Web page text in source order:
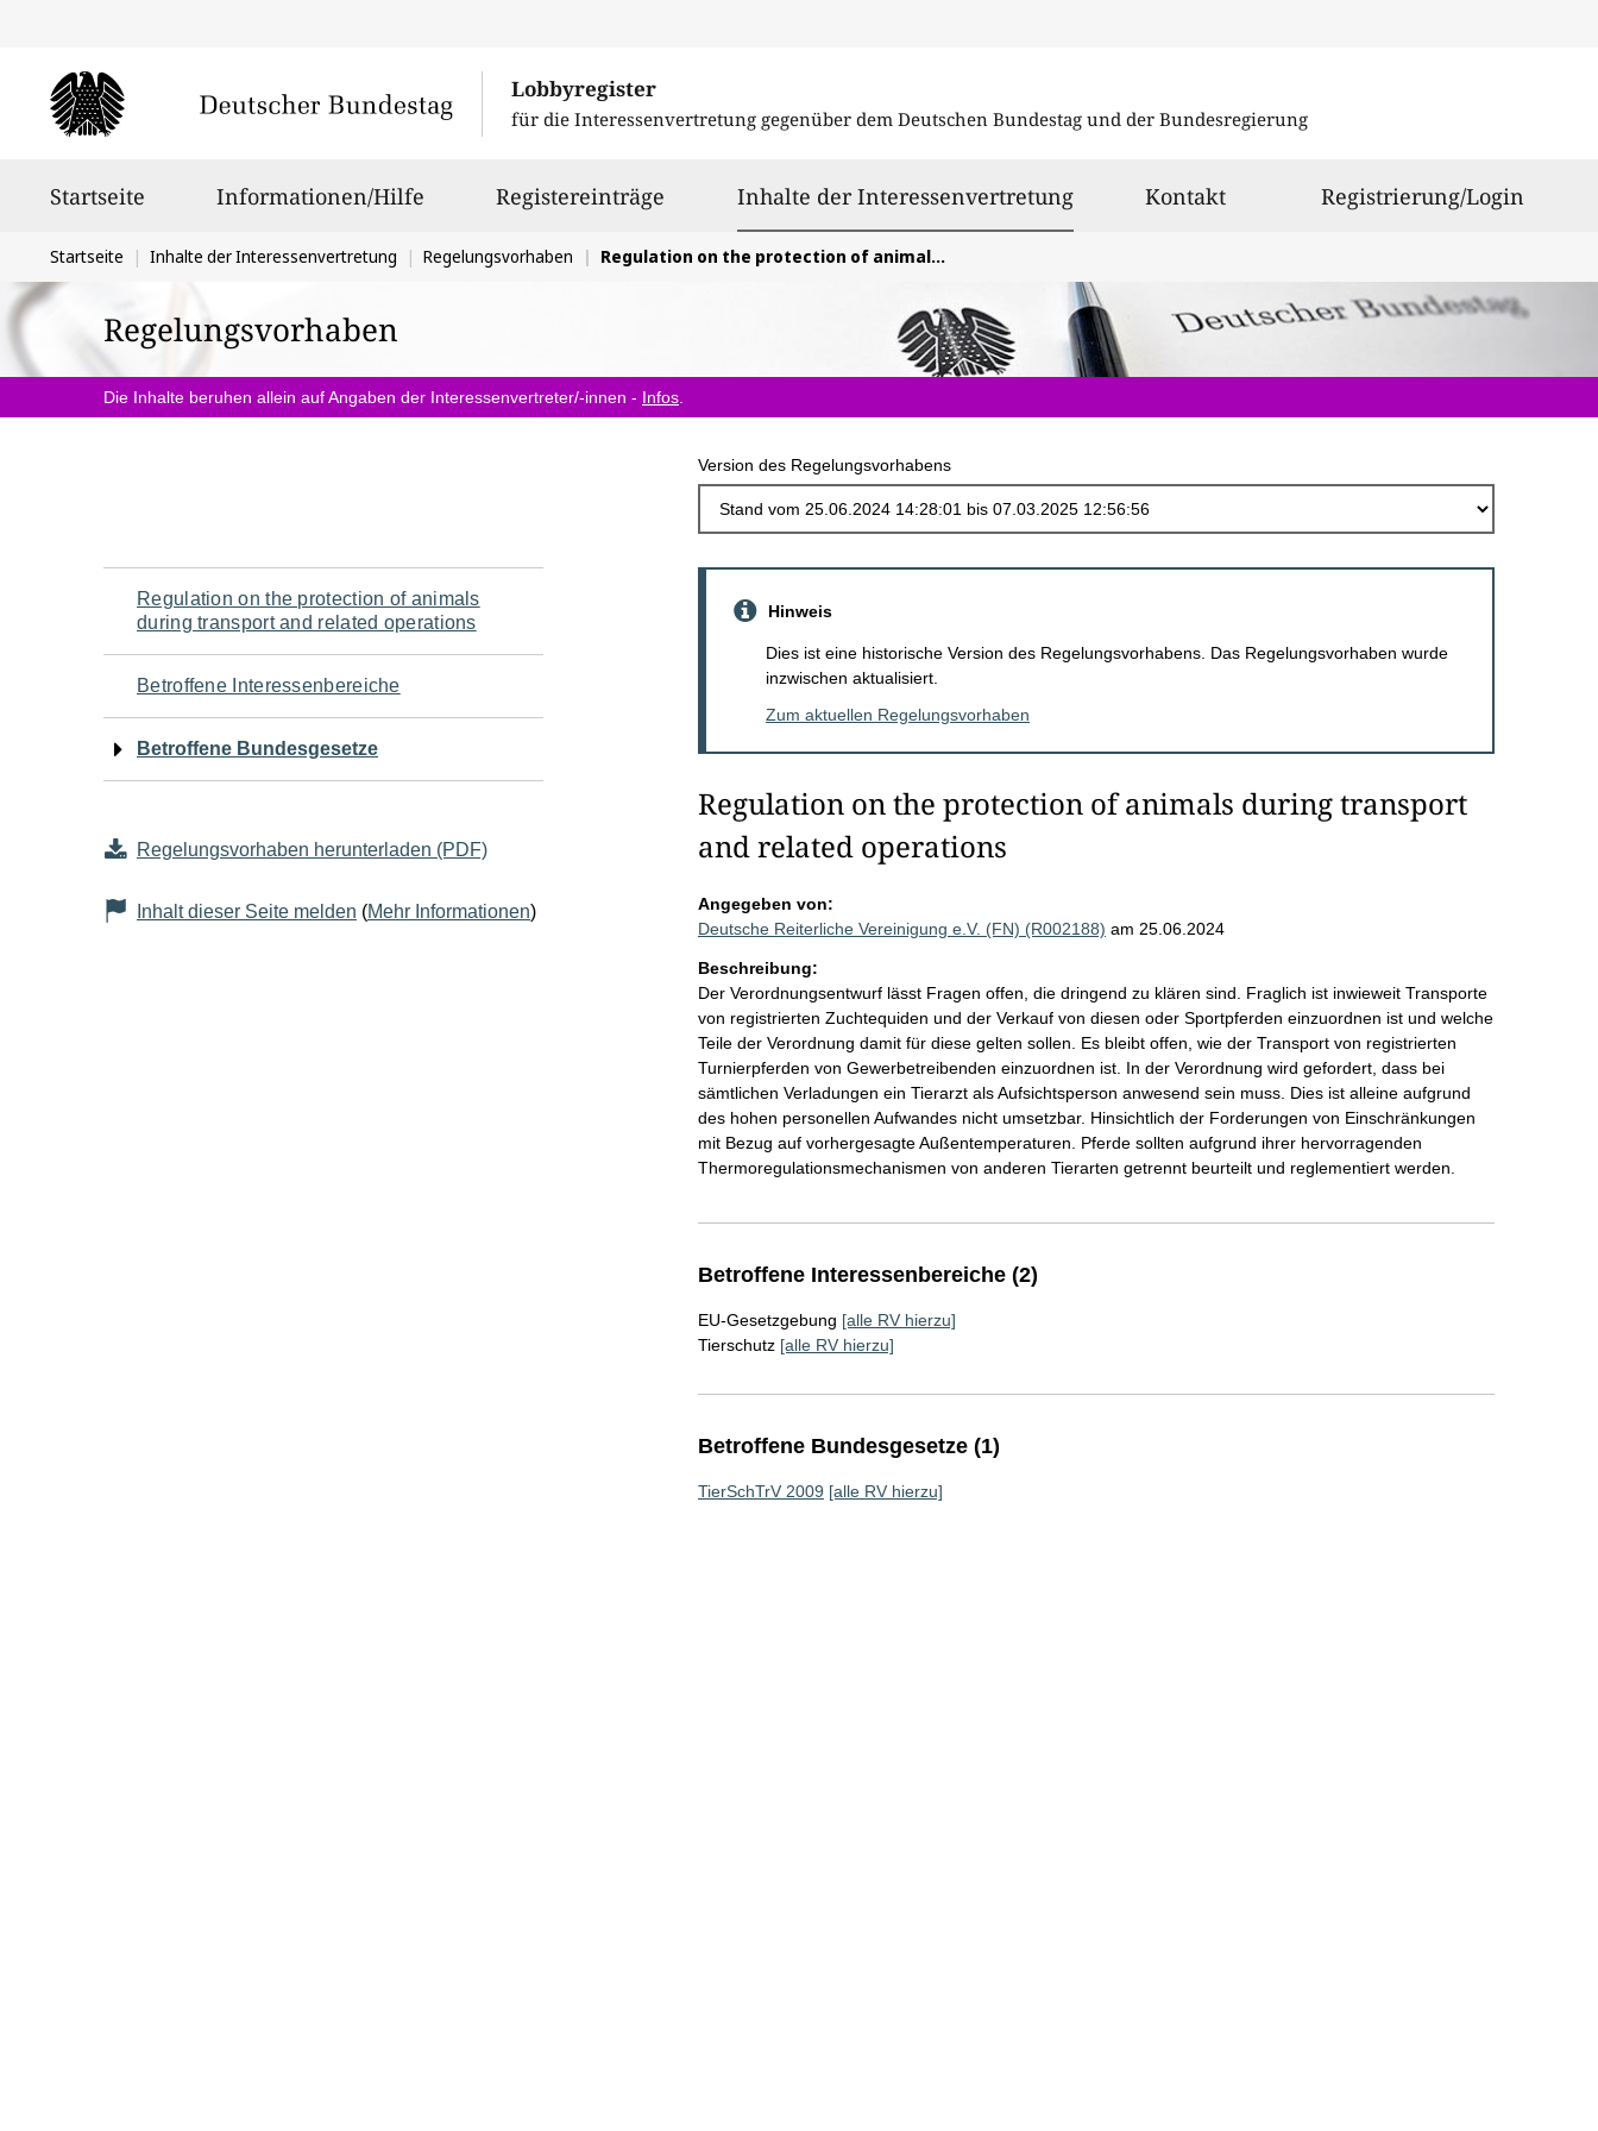
Lobbyregister
für die Interessenvertretung gegenüber dem Deutschen Bundestag und der Bundesregierung
Startseite Informationen/Hilfe Registereinträge Inhalte der Interessenvertretungausgewählt
Kontakt Registrierung/Login
Sie
befinden
sich
hier:
Startseite Inhalte der Interessenvertretung Regelungsvorhaben Regulation on the protection of animals during transport and related operations
Regelungsvorhaben
Die Inhalte beruhen allein auf Angaben der Interessenvertreter/-innen - Infos
Version des Regelungsvorhabens
Navigation
für
den
Seiteninhalt
Regulation on the protection of animals
during transport and related operations
Betroffene Interessenbereiche
Betroffene Bundesgesetze
Regelungsvorhaben herunterladen (PDF)
Inhalt dieser Seite melden (Mehr Informationen)
Hinweis
Dies ist eine historische Version des Regelungsvorhabens. Das Regelungsvorhaben wurde
inzwischen aktualisiert.
Zum aktuellen Regelungsvorhaben
Regulation on the protection of animals during transport
and related operations
Angegeben von:
Deutsche Reiterliche Vereinigung e.V. (FN) (R002188) am 25.06.2024
Beschreibung:
Der Verordnungsentwurf lässt Fragen offen, die dringend zu klären sind. Fraglich ist inwieweit Transporte
von registrierten Zuchtequiden und der Verkauf von diesen oder Sportpferden einzuordnen ist und welche
Teile der Verordnung damit für diese gelten sollen. Es bleibt offen, wie der Transport von registrierten
Turnierpferden von Gewerbetreibenden einzuordnen ist. In der Verordnung wird gefordert, dass bei
sämtlichen Verladungen ein Tierarzt als Aufsichtsperson anwesend sein muss. Dies ist alleine aufgrund
des hohen personellen Aufwandes nicht umsetzbar. Hinsichtlich der Forderungen von Einschränkungen
mit Bezug auf vorhergesagte Außentemperaturen. Pferde sollten aufgrund ihrer hervorragenden
Thermoregulationsmechanismen von anderen Tierarten getrennt beurteilt und reglementiert werden.
Betroffene Interessenbereiche (2)
EU-Gesetzgebung [alle RV hierzu]
Tierschutz [alle RV hierzu]
Betroffene Bundesgesetze (1)
TierSchTrV 2009 [alle RV hierzu]